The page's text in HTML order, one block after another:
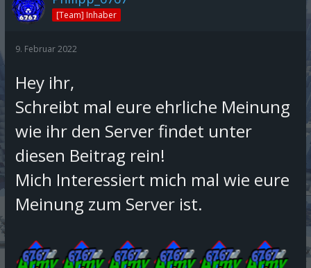
[Team] Inhaber
9. Februar 2022
Hey ihr,
Schreibt mal eure ehrliche Meinung
wie ihr den Server findet unter
diesen Beitrag rein!
Mich Interessiert mich mal wie eure
Meinung zum Server ist.